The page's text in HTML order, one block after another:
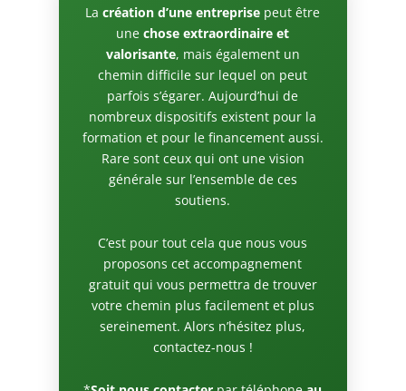
Lacréation d’une entreprise peut être
unechose extraordinaire et
valorisante, mais également un
chemin difficile sur lequel on peut
parfois s’égarer. Aujourd’hui de
nombreux dispositifs existent pour la
formation et pour le financement aussi.
Rare sont ceux qui ont une vision
générale sur l’ensemble de ces
soutiens.
C’est pour tout cela que nous vous
proposons cet accompagnement
gratuit qui vous permettra de trouver
votre chemin plus facilement et plus
sereinement. Alors n’hésitez plus,
contactez-nous !